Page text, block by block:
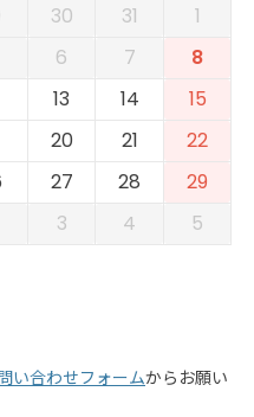
30 31
1
6 7
8
13 14
15
20 21
22
27 28
29
3 4 5
い合わせフォームからお願い